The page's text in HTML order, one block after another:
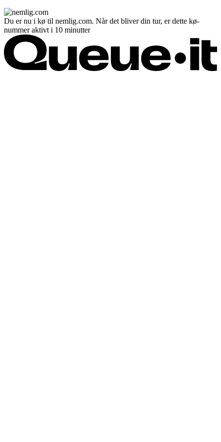
Du er nu i kø til nemlig.com. Når det bliver din tur, er dette kø-
nummer aktivt i 10 minutter